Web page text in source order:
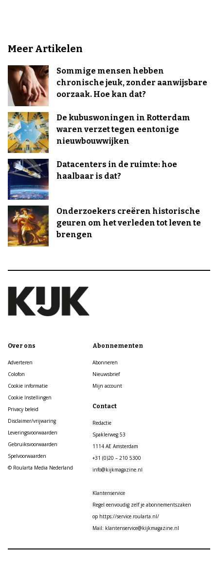
Meer Artikelen
Sommige mensen hebben
chronische jeuk, zonder aanwijsbare
oorzaak. Hoe kan dat?
De kubuswoningen in Rotterdam
waren verzet tegen eentonige
nieuwbouwwijken
Datacenters in de ruimte: hoe
haalbaar is dat?
Onderzoekers creëren historische
geuren om het verleden tot leven te
brengen
Over ons
Adverteren
Colofon
Cookie informatie
Cookie Instellingen
Privacy beleid
Disclaimer/vrijwaring
Leveringsvoorwaarden
Gebruiksvoorwaarden
Spelvoorwaarden
© Roularta Media Nederland
Abonnementen
Abonneren
Nieuwsbrief
Mijn account
Contact
Redactie
Spaklerweg 53
1114 AE Amsterdam
+31 (0)20 – 210 5300
info@kijkmagazine.nl
Klantenservice
Regel eenvoudig zelf je abonnementszaken
op https://service.roularta.nl/
Mail: klantenservice@kijkmagazine.nl